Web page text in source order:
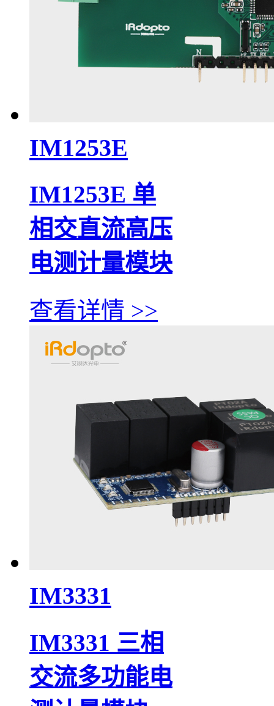
IM1253E
IM1253E 单
相交直流高压
电测计量模块
查看详情 >>
IM3331
IM3331 三相
交流多功能电